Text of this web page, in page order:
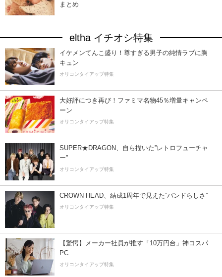
まとめ
eltha イチオシ特集
イケメンてんこ盛り！尊すぎる男子の純情ラブに胸
キュン
オリコンタイアップ特集
大好評につき再び！ファミマ名物45％増量キャンペ
ーン
オリコンタイアップ特集
SUPER★DRAGON、自ら描いた”レトロフューチャ
ー”
オリコンタイアップ特集
CROWN HEAD、結成1周年で見えた”バンドらしさ”
オリコンタイアップ特集
【驚愕】メーカー社員が推す「10万円台」神コスパ
PC
オリコンタイアップ特集